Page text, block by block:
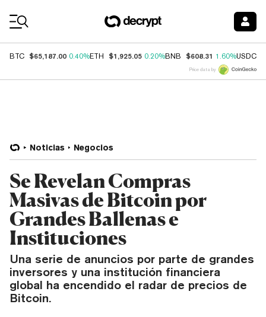
BTC $65,187.00 0.40%ETH $1,925.05 0.20%BNB $608.31 1.60%USDC
Price data by
Noticias Negocios
Se Revelan Compras
Masivas de Bitcoin por
Grandes Ballenas e
Instituciones
Una serie de anuncios por parte de grandes
inversores y una institución financiera
global ha encendido el radar de precios de
Bitcoin.